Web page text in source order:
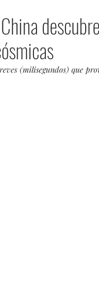
(milisegundos) que